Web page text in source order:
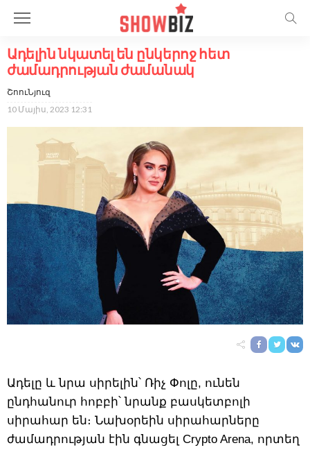
Ադելին նկատել են ընկերոջ հետ
ժամադրության ժամանակ
ՇոուՆյուզ
10 Մայիս, 2023 12:31
Ադելը և նրա սիրելին՝ Ռիչ Փոլը, ունեն
ընդհանուր հոբբի՝ նրանք բասկետբոլի
սիրահար են։ Նախօրեին սիրահարները
ժամադրության էին գնացել Crypto Arena, որտեղ